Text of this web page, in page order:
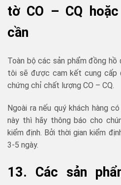
tờ CO – CQ
cần
Toàn bộ các sản phẩm đồng hồ
tôi sẽ được cam kết cung cấp
chứng chỉ chất lượng CO – CQ.
Ngoài ra nếu quý khách hàng
này thì hãy thông báo cho
kiểm định. Bởi thời gian kiểm
3-5 ngày.
13. Các sản